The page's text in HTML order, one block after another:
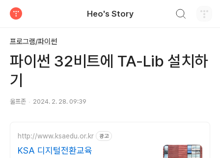
Heo's Story
프로그램/파이썬
파이썬 32비트에 TA-Lib 설치하
기
울프존 2024. 2. 28. 09:39
http://www.ksaedu.or.kr 광고
KSA 디지털전환교육